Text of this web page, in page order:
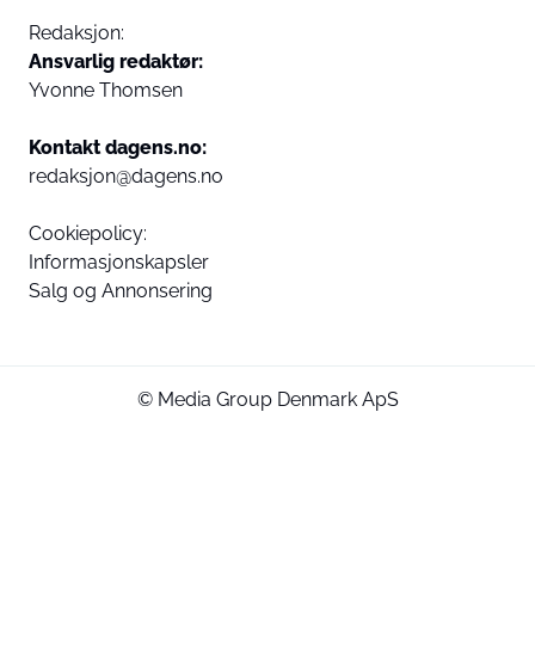
Redaksjon:
Ansvarlig redaktør:
Yvonne Thomsen
Kontakt dagens.no:
redaksjon@dagens.no
Cookiepolicy:
Informasjonskapsler
Salg og Annonsering
© Media Group Denmark ApS